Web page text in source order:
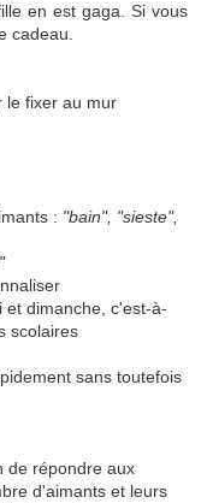
en est gaga. Si vous
cadeau.
le fixer au mur
: "bain", "sieste",
et dimanche, c'est-à-
scolaires
sans toutefois
de répondre aux
d'aimants et leurs